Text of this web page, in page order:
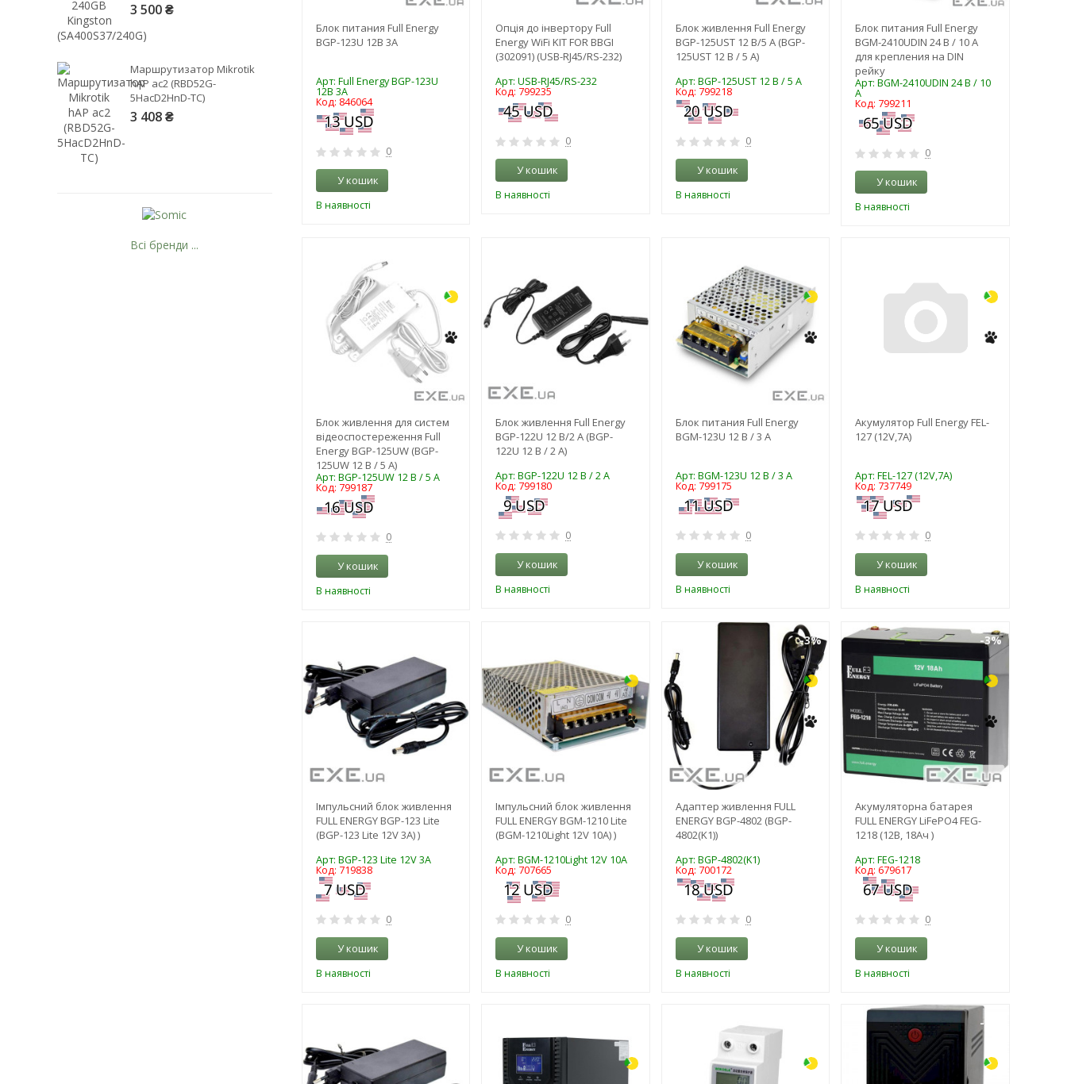
Блок питания Full Energy
BGP-123U 12В 3А
Арт: Full Energy BGP-123U
12В 3А
Код: 846064
0
У кошик
В наявності
Опція до інвертору Full
Energy WiFi KIT FOR BBGI
(302091) (USB-RJ45/RS-232)
Арт: USB-RJ45/RS-232
Код: 799235
0
У кошик
В наявності
Блок живлення Full Energy
BGP-125UST 12 В/5 А (BGP-
125UST 12 В / 5 А)
Арт: BGP-125UST 12 В / 5 А
Код: 799218
0
У кошик
В наявності
Блок питания Full Energy
BGM-2410UDIN 24 В / 10 А
для крепления на DIN
рейку
Арт: BGM-2410UDIN 24 В / 10
А
Код: 799211
0
У кошик
В наявності
Блок живлення для систем
відеоспостереження Full
Energy BGP-125UW (BGP-
125UW 12 В / 5 А)
Арт: BGP-125UW 12 В / 5 А
Код: 799187
0
У кошик
В наявності
Блок живлення Full Energy
BGP-122U 12 В/2 А (BGP-
122U 12 В / 2 А)
Арт: BGP-122U 12 В / 2 А
Код: 799180
0
У кошик
В наявності
Блок питания Full Energy
BGM-123U 12 В / 3 А
Арт: BGM-123U 12 В / 3 А
Код: 799175
0
У кошик
В наявності
Акумулятор Full Energy FEL-
127 (12V,7A)
Арт: FEL-127 (12V,7A)
Код: 737749
0
У кошик
В наявності
Імпульсний блок живлення
FULL ENERGY BGP-123 Lite
(BGP-123 Lite 12V 3А) )
Арт: BGP-123 Lite 12V 3А
Код: 719838
0
У кошик
В наявності
Імпульсний блок живлення
FULL ENERGY BGM-1210 Lite
(BGM-1210Light 12V 10А) )
Арт: BGM-1210Light 12V 10А
Код: 707665
0
У кошик
В наявності
-3%
Адаптер живлення FULL
ENERGY BGP-4802 (BGP-
4802(K1))
Арт: BGP-4802(K1)
Код: 700172
0
У кошик
В наявності
-3%
Акумуляторна батарея
FULL ENERGY LiFePO4 FEG-
1218 (12В, 18Ач )
Арт: FEG-1218
Код: 679617
0
У кошик
В наявності
-3%
3 500 ₴
Маршрутизатор Mikrotik
hAP ac2 (RBD52G-
5HacD2HnD-TC)
3 408 ₴
Всі бренди ...